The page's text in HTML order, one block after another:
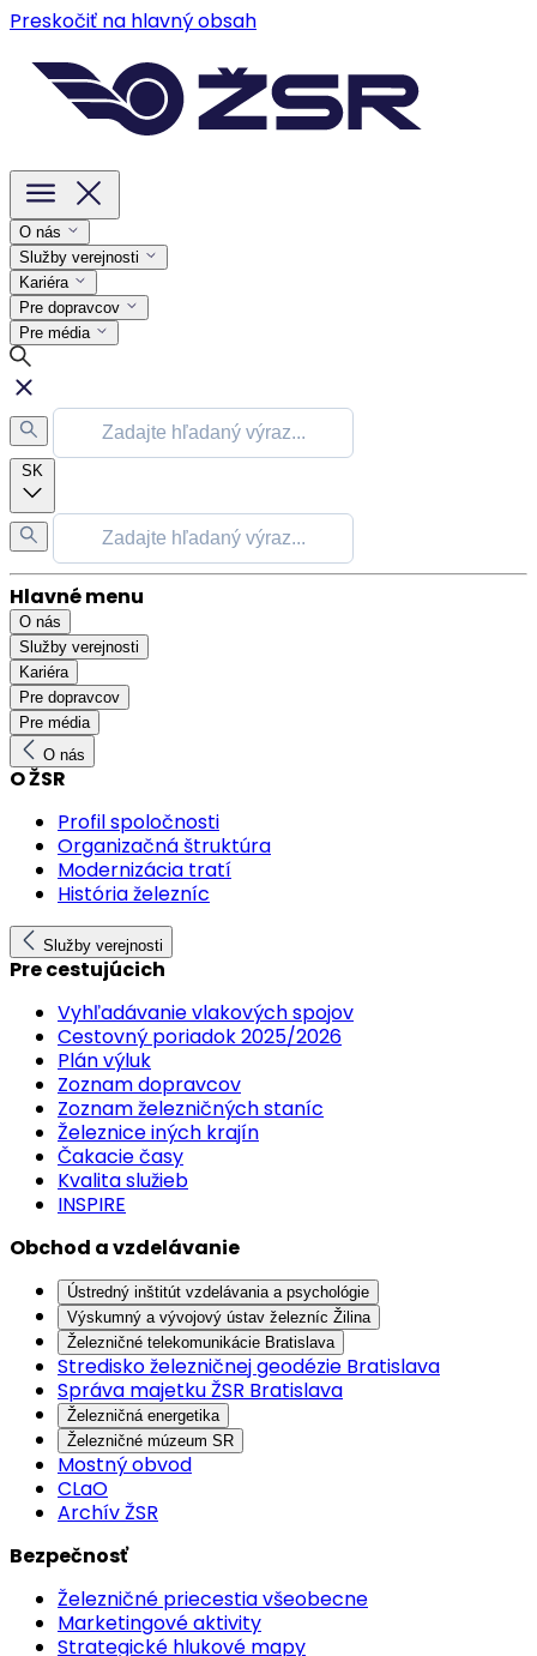
Preskočiť na hlavný obsah
O nás
Služby verejnosti
Kariéra
Pre dopravcov
Pre média
SK
Hlavné menu
O nás
Služby verejnosti
Kariéra
Pre dopravcov
Pre média
O nás
O ŽSR
Profil spoločnosti
Organizačná štruktúra
Modernizácia tratí
História železníc
Služby verejnosti
Pre cestujúcich
Vyhľadávanie vlakových spojov
Cestovný poriadok 2025/2026
Plán výluk
Zoznam dopravcov
Zoznam železničných staníc
Železnice iných krajín
Čakacie časy
Kvalita služieb
INSPIRE
Obchod a vzdelávanie
Ústredný inštitút vzdelávania a psychológie
Výskumný a vývojový ústav železníc Žilina
Železničné telekomunikácie Bratislava
Stredisko železničnej geodézie Bratislava
Správa majetku ŽSR Bratislava
Železničná energetika
Železničné múzeum SR
Mostný obvod
CLaO
Archív ŽSR
Bezpečnosť
Železničné priecestia všeobecne
Marketingové aktivity
Strategické hlukové mapy